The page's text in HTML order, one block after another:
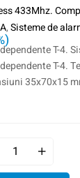
433Mhz.
,Sisteme de
T-4.
T-4.
35x70x15